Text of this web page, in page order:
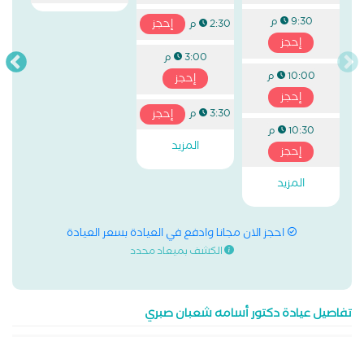
9:30 م
إحجز
10:00 م
إحجز
10:30 م
إحجز
المزيد
2:30 م إحجز
3:00 م
إحجز
3:30 م
إحجز
المزيد
احجز الان مجانا وادفع في العيادة بسعر العيادة
الكشف بميعاد محدد
تفاصيل عيادة دكتور أسامه شعبان صبري